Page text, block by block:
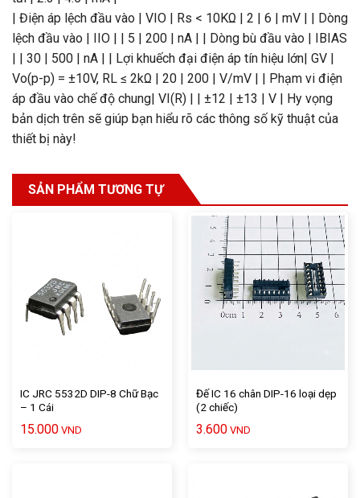
| Điện áp lệch đầu vào | VIO | Rs < 10KΩ | 2 | 6 | mV | | Dòng
lệch đầu vào | IIO | | 5 | 200 | nA | | Dòng bù đầu vào | IBIAS
| | 30 | 500 | nA | | Lợi khuếch đại điện áp tín hiệu lớn| GV |
Vo(p-p) = ±10V, RL ≤ 2kΩ | 20 | 200 | V/mV | | Phạm vi điện
áp đầu vào chế độ chung| VI(R) | | ±12 | ±13 | V | Hy vọng
bản dịch trên sẽ giúp bạn hiểu rõ các thông số kỹ thuật của
thiết bị này!
SẢN PHẨM TƯƠNG TỰ
IC JRC 5532D DIP-8 Chữ Bạc
– 1 Cái
15.000 VND
Đế IC 16 chân DIP-16 loại dẹp
(2 chiếc)
3.600 VND